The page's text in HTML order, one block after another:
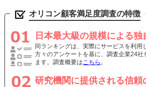
オリコン顧客満足度調査の特徴
日本最大級の規模による独
同ランキングは、実際にサービスを利用
方々のアンケートを基に、調査企業24社
ます。調査概要はこちら 。
研究機関に提供される信頼